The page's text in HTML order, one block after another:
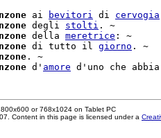
ai bevitori di cervogia
degli stolti . ~
della meretrice : ~
di tutto il giorno . ~
. ~
d' amore
or 768x1024 on Tablet PC
Content in this page is licensed under a